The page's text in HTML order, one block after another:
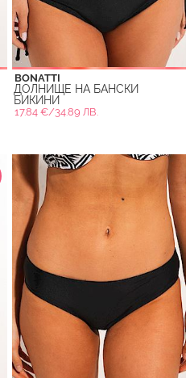
BONATTI
ДОЛНИЩE НА БАНСКИ
БИКИНИ
17.84 €/34.89 ЛВ.